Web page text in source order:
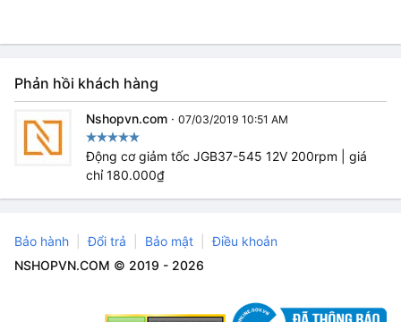
Phản hồi khách hàng
Nshopvn.com · 07/03/2019 10:51 AM
Động cơ giảm tốc JGB37-545 12V 200rpm | giá
chỉ 180.000₫
Bảo hành Đổi trả Bảo mật
Điều khoản
NSHOPVN.COM © 2019 - 2026